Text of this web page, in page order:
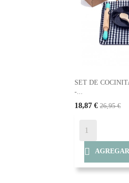
SET DE
-...
18,87 € 26,95 €
